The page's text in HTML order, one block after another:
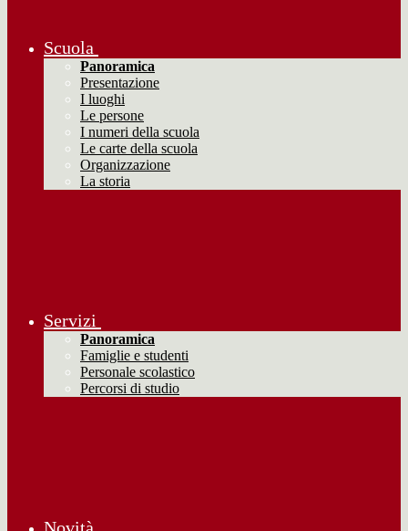
Scuola
Panoramica
Presentazione
I luoghi
Le persone
I numeri della scuola
Le carte della scuola
Organizzazione
La storia
Servizi
Panoramica
Famiglie e studenti
Personale scolastico
Percorsi di studio